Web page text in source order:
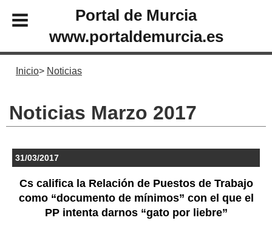
Portal de Murcia
www.portaldemurcia.es
Inicio Noticias
Noticias Marzo 2017
31/03/2017
Cs califica la Relación de Puestos de Trabajo
como “documento de mínimos” con el que el
PP intenta darnos “gato por liebre”